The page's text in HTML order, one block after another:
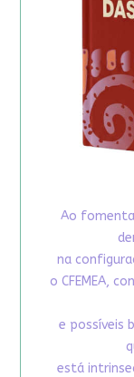
Ao
na
o CFEMEA,
e possíveis
está